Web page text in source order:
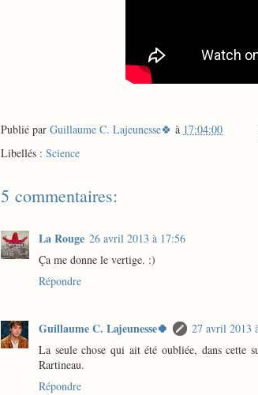
Publié par Guillaume C. Lajeunesse🍀 à 17:04:00
Libellés : Science
5 commentaires:
La Rouge 26 avril 2013 à 17:56
Ça me donne le vertige. :)
Répondre
Guillaume C. Lajeunesse🍀
27 avril 2013
La seule chose qui ait été oubliée, dans cette
Rartineau.
Répondre